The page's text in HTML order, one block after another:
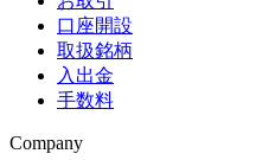
口座開設
取扱銘柄
入出金
手数料
Company